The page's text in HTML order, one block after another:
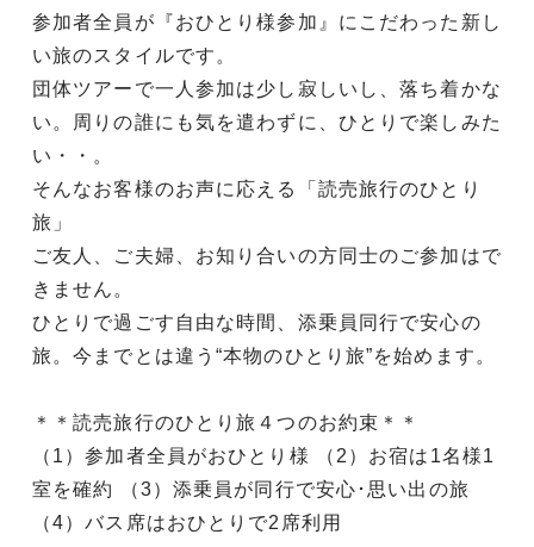
参加者全員が『おひとり様参加』にこだわった新し
い旅のスタイルです。
団体ツアーで一人参加は少し寂しいし、落ち着かな
い。周りの誰にも気を遣わずに、ひとりで楽しみた
い・・。
そんなお客様のお声に応える「読売旅行のひとり
旅」
ご友人、ご夫婦、お知り合いの方同士のご参加はで
きません。
ひとりで過ごす自由な時間、添乗員同行で安心の
旅。今までとは違う“本物のひとり旅”を始めます。
＊＊読売旅行のひとり旅４つのお約束＊＊
（1）参加者全員がおひとり様 （2）お宿は1名様1
室を確約 （3）添乗員が同行で安心･思い出の旅
（4）バス席はおひとりで2席利用